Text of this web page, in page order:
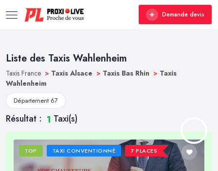
Demande devis
Liste des Taxis Wahlenheim
Taxis France > Taxis Alsace > Taxis Bas Rhin > Taxis
Wahlenheim
Département 67
Résultat : 1 Taxi(s)
TOP TAXI CONVENTIONNÉ 7 PLACES